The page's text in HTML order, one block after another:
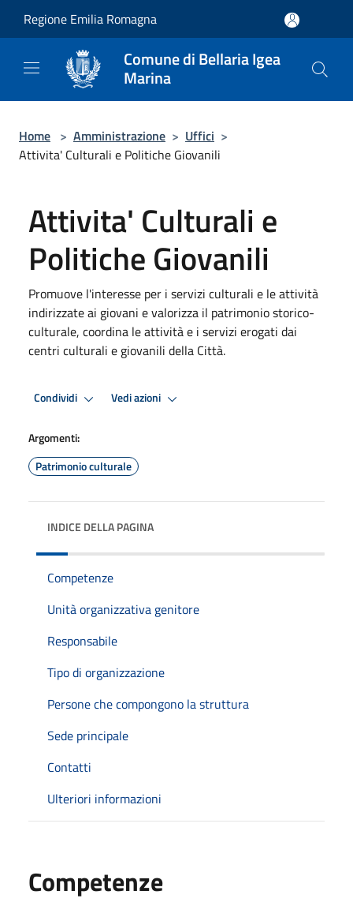
Regione Emilia Romagna
Comune di Bellaria Igea
Marina
Home > Amministrazione > Uffici >
Attivita' Culturali e Politiche Giovanili
Attivita' Culturali e
Politiche Giovanili
Promuove l'interesse per i servizi culturali e le attività
indirizzate ai giovani e valorizza il patrimonio storico-
culturale, coordina le attività e i servizi erogati dai
centri culturali e giovanili della Città.
Condividi Vedi azioni
Argomenti:
Patrimonio culturale
INDICE DELLA PAGINA
Competenze
Unità organizzativa genitore
Responsabile
Tipo di organizzazione
Persone che compongono la struttura
Sede principale
Contatti
Ulteriori informazioni
Competenze